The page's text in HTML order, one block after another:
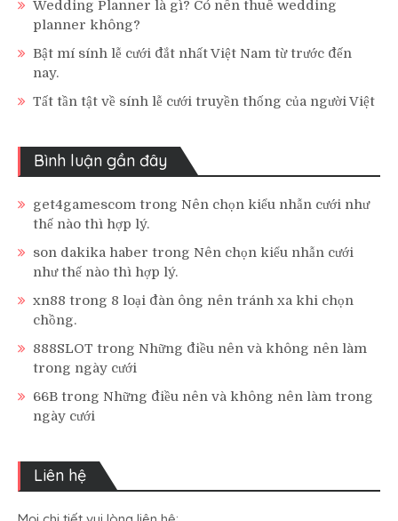
Wedding Planner là gì? Có nên thuê wedding
planner không?
Bật mí sính lễ cưới đắt nhất Việt Nam từ trước đến
nay.
Tất tần tật về sính lễ cưới truyền thống của người Việt
Bình luận gần đây
get4gamescom trong Nên chọn kiểu nhẫn cưới như
thế nào thì hợp lý.
son dakika haber trong Nên chọn kiểu nhẫn cưới
như thế nào thì hợp lý.
xn88 trong 8 loại đàn ông nên tránh xa khi chọn
chồng.
888SLOT trong Những điều nên và không nên làm
trong ngày cưới
66B trong Những điều nên và không nên làm trong
ngày cưới
Liên hệ